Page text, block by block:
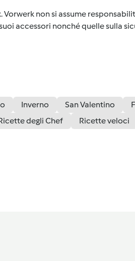
non si assume
accessori nonché quelle sulla
Inverno San Valentino
degli Chef Ricette veloci